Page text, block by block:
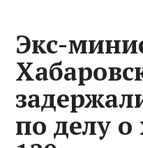
Экс-
по делу